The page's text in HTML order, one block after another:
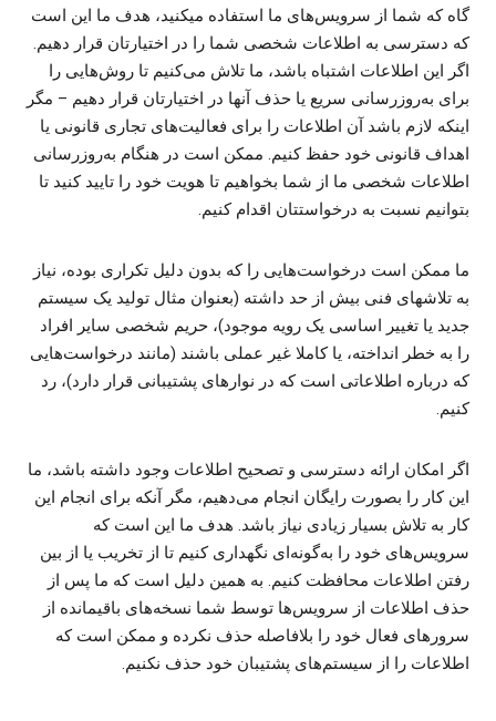
گاه که شما از سرویس‌های ما استفاده میکنید، هدف ما این است
که دسترسی به اطلاعات شخصی شما را در اختیارتان قرار دهیم.
اگر این اطلاعات اشتباه باشد، ما تلاش می‌کنیم تا روش‌هایی را
برای به‌روزرسانی سریع یا حذف آنها در اختیارتان قرار دهیم – مگر
اینکه لازم باشد آن اطلاعات را برای فعالیت‌های تجاری قانونی یا
اهداف قانونی خود حفظ کنیم. ممکن است در هنگام به‌روزرسانی
اطلاعات شخصی ما از شما بخواهیم تا هویت خود را تایید کنید تا
بتوانیم نسبت به درخواستتان اقدام کنیم.
ما ممکن است درخواست‌هایی را که بدون دلیل تکراری بوده، نیاز
به تلاشهای فنی بیش از حد داشته (بعنوان مثال تولید یک سیستم
جدید یا تغییر اساسی یک رویه موجود)، حریم شخصی سایر افراد
را به خطر انداخته، یا کاملا غیر عملی باشند (مانند درخواست‌هایی
که درباره اطلاعاتی است که در نوارهای پشتیبانی قرار دارد)، رد
کنیم.
اگر امکان ارائه دسترسی و تصحیح اطلاعات وجود داشته باشد، ما
این کار را بصورت رایگان انجام می‌دهیم، مگر آنکه برای انجام این
کار به تلاش بسیار زیادی نیاز باشد. هدف ما این است که
سرویس‌های خود را به‌گونه‌ای نگهداری کنیم تا از تخریب یا از بین
رفتن اطلاعات محافظت کنیم. به همین دلیل است که ما پس از
حذف اطلاعات از سرویس‌ها توسط شما نسخه‌های باقیمانده از
سرورهای فعال خود را بلافاصله حذف نکرده و ممکن است که
اطلاعات را از سیستم‌های پشتیبان خود حذف نکنیم.